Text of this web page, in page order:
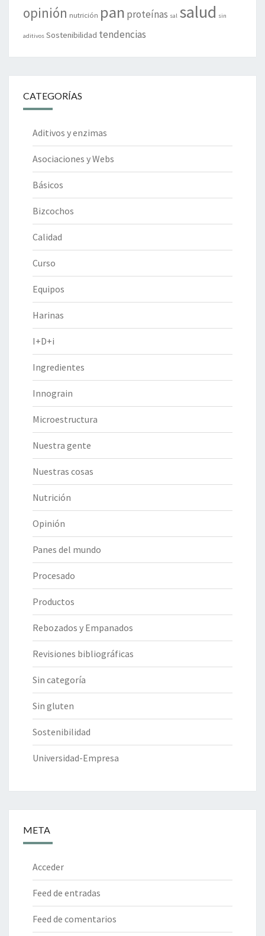
opinión nutrición pan proteínas sal salud sin
aditivos Sostenibilidad tendencias
CATEGORÍAS
Aditivos y enzimas
Asociaciones y Webs
Básicos
Bizcochos
Calidad
Curso
Equipos
Harinas
I+D+i
Ingredientes
Innograin
Microestructura
Nuestra gente
Nuestras cosas
Nutrición
Opinión
Panes del mundo
Procesado
Productos
Rebozados y Empanados
Revisiones bibliográficas
Sin categoría
Sin gluten
Sostenibilidad
Universidad-Empresa
META
Acceder
Feed de entradas
Feed de comentarios